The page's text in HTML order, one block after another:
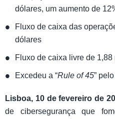
dólares, um aumento de
Fluxo de caixa das
dólares
Fluxo de caixa livre de
Excedeu a “Rule of 45”
Lisboa, 10 de fevereiro de
de cibersegurança que